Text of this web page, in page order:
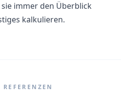
immer den Überblick
kalkulieren.
REFERENZEN